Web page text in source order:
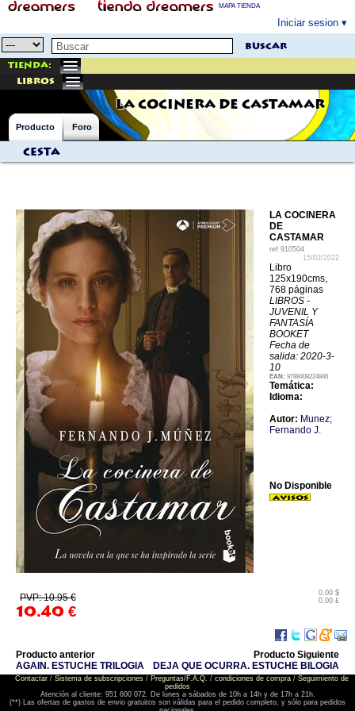
MAPA TIENDA
Iniciar sesion
buscar
Tienda:
libros
LA COCINERA DE CASTAMAR
Producto Foro
Cesta
LA COCINERA
DE
CASTAMAR
ref 910504
15/02/2022
Libro
125x190cms,
768 páginas
LIBROS -
JUVENIL Y
FANTASÍA
BOOKET
Fecha de
salida: 2020-3-
10
EAN: 9788408224846
Temática:
Idioma:
Autor: Munez;
Fernando J.
PVP: 10.95 €
10.40 €
0.00 $
0.00 £
No Disponible
Producto anterior
AGAIN. ESTUCHE TRILOGIA
Producto Siguiente
DEJA QUE OCURRA. ESTUCHE BILOGIA
Contactar/ Sistema de subscripciones/ Preguntas/F.A.Q. / condiciones de compra/ Seguimiento de
pedidos
Atención al cliente: 951 600 072. De lunes a sábados de 10h a 14h y de 17h a 21h.
(**) Las ofertas de gastos de envio gratuitos son válidas para el pedido completo, y sólo para pedidos